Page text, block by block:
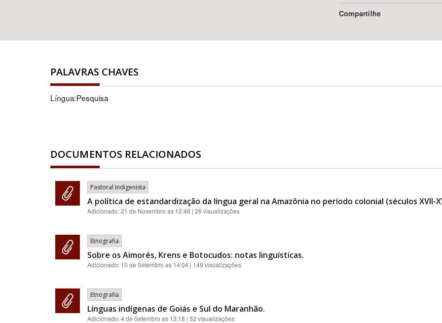
Compartilhe
PALAVRAS CHAVES
Língua:Pesquisa
DOCUMENTOS RELACIONADOS
Pastoral Indigenista
A política de estandardização da língua geral na Amazônia no período colonial (séculos XVII-
Adicionado:21 de Novembro as 12:46 | 26 visualizações
Etnografia
Sobre os Aimorés, Krens e Botocudos: notas linguísticas.
Adicionado: 10 de Setembro as 14:04 | 149 visualizações
Etnografia
Línguas indígenas de Goiás e Sul do Maranhão.
Adicionado:4 de Setembro as 13:18 | 52 visualizações